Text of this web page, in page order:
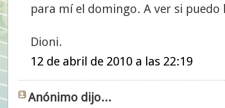
para mí el domingo. A ver si puedo
Dioni.
12 de abril de 2010 a las 22:19
Anónimo dijo...